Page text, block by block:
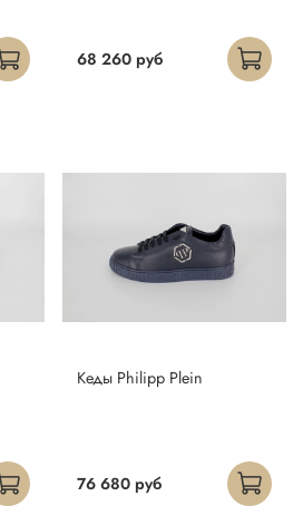
68 260 руб
Кеды Philipp Plein
76 680 руб